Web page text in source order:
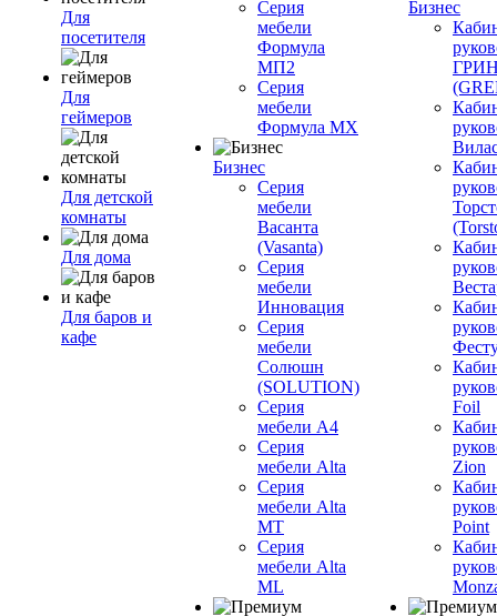
Для
посетителя
Для
геймеров
Для детской
комнаты
Для дома
Для баров и
кафе
Серия
мебели
Формула
МП2
Серия
мебели
Формула МХ
Бизнес
Серия
мебели
Васанта
(Vasanta)
Серия
мебели
Инновация
Серия
мебели
Солюшн
(SOLUTION)
Серия
мебели A4
Серия
мебели Alta
Серия
мебели Alta
MT
Серия
мебели Alta
ML
Бизнес
Foil
Zion
Point